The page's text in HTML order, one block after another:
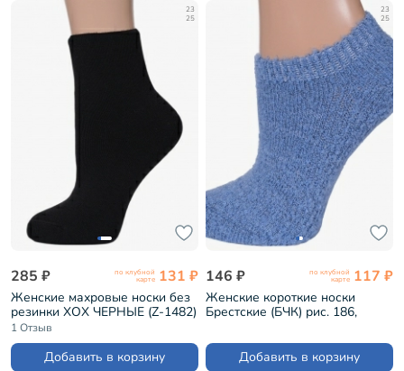
23
25
285 ₽ по клубной
карте 131 ₽
Женские махровые носки без
резинки ХОХ ЧЕРНЫЕ (Z-1482)
1 Отзыв
Добавить в корзину
23
25
146 ₽ по клубной
карте 117 ₽
Женские короткие носки
Брестские (БЧК) рис. 186,
Добавить в корзину